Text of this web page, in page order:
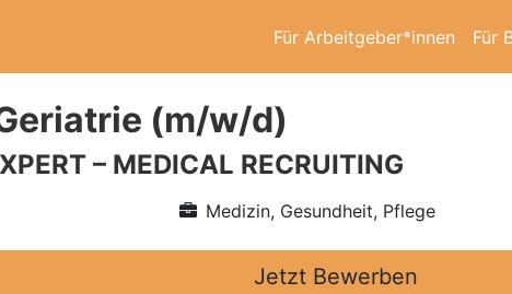
Für Arbeitgeber*innen Für
(m/w/d)
– MEDICAL RECRUITING
Medizin, Gesundheit, Pflege
Jetzt Bewerben